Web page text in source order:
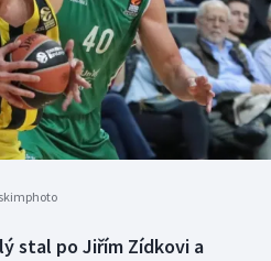
stal po Jiřím Zídkovi a